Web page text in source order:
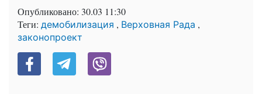
Опубликовано: 30.03 11:30
Теги: демобилизация , Верховная Рада ,
законопроект